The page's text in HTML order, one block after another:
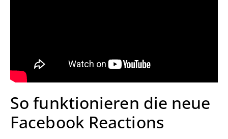
So funktionieren die neue
Facebook Reactions